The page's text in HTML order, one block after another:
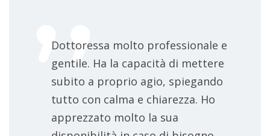
Dottoressa molto professionale e
gentile. Ha la capacità di mettere
subito a proprio agio, spiegando
tutto con calma e chiarezza. Ho
apprezzato molto la sua